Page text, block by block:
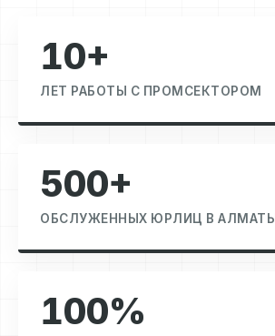
10+
ЛЕТ РАБОТЫ С ПРОМСЕКТОРОМ
500+
ОБСЛУЖЕННЫХ ЮРЛИЦ В АЛМАТЫ
100%